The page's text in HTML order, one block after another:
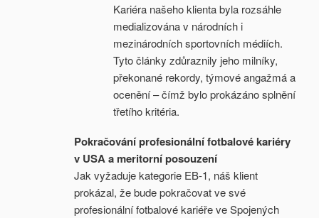
Kariéra našeho klienta byla rozsáhle
medializována v národních i
mezinárodních sportovních médiích.
Tyto články zdůraznily jeho milníky,
překonané rekordy, týmové angažmá a
ocenění – čímž bylo prokázáno splnění
třetího kritéria.
Pokračování profesionální fotbalové kariéry
v USA a meritorní posouzení
Jak vyžaduje kategorie EB-1, náš klient
prokázal, že bude pokračovat ve své
profesionální fotbalové kariéře ve Spojených